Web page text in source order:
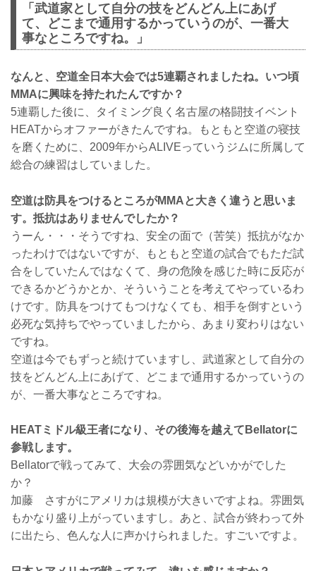
「武道家として自分の技をどんどん上にあげ
て、どこまで通用するかっていうのが、一番大
事なところですね。」
なんと、空道全日本大会では5連覇されましたね。いつ頃
MMAに興味を持たれたんですか？
5連覇した後に、タイミング良く名古屋の格闘技イベント
HEATからオファーがきたんですね。もともと空道の寝技
を磨くために、2009年からALIVEっていうジムに所属して
総合の練習はしていました。
空道は防具をつけるところがMMAと大きく違うと思いま
す。抵抗はありませんでしたか？
うーん・・・そうですね、安全の面で（苦笑）抵抗がなか
ったわけではないですが、もともと空道の試合でもただ試
合をしていたんではなくて、身の危険を感じた時に反応が
できるかどうかとか、そういうことを考えてやっているわ
けです。防具をつけてもつけなくても、相手を倒すという
必死な気持ちでやっていましたから、あまり変わりはない
ですね。
空道は今でもずっと続けていますし、武道家として自分の
技をどんどん上にあげて、どこまで通用するかっていうの
が、一番大事なところですね。
HEATミドル級王者になり、その後海を越えてBellatorに
参戦します。
Bellatorで戦ってみて、大会の雰囲気などいかがでした
か？
加藤 さすがにアメリカは規模が大きいですよね。雰囲気
もかなり盛り上がっていますし。あと、試合が終わって外
に出たら、色んな人に声かけられました。すごいですよ。